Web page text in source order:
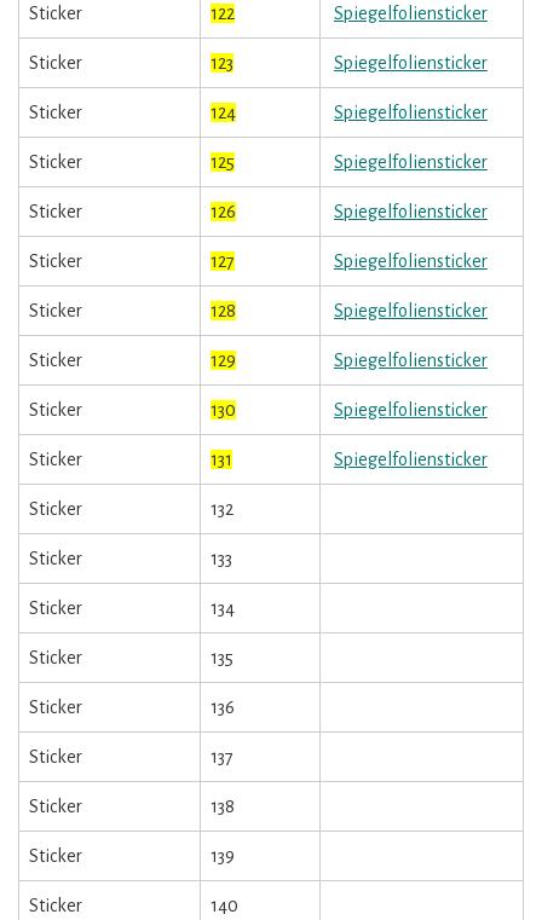
Sticker 122 Spiegelfoliensticker
Sticker 123 Spiegelfoliensticker
Sticker 124 Spiegelfoliensticker
Sticker 125 Spiegelfoliensticker
Sticker 126 Spiegelfoliensticker
Sticker 127 Spiegelfoliensticker
Sticker 128 Spiegelfoliensticker
Sticker 129 Spiegelfoliensticker
Sticker 130 Spiegelfoliensticker
Sticker 131 Spiegelfoliensticker
Sticker 132
Sticker 133
Sticker 134
Sticker 135
Sticker 136
Sticker 137
Sticker 138
Sticker 139
Sticker 140